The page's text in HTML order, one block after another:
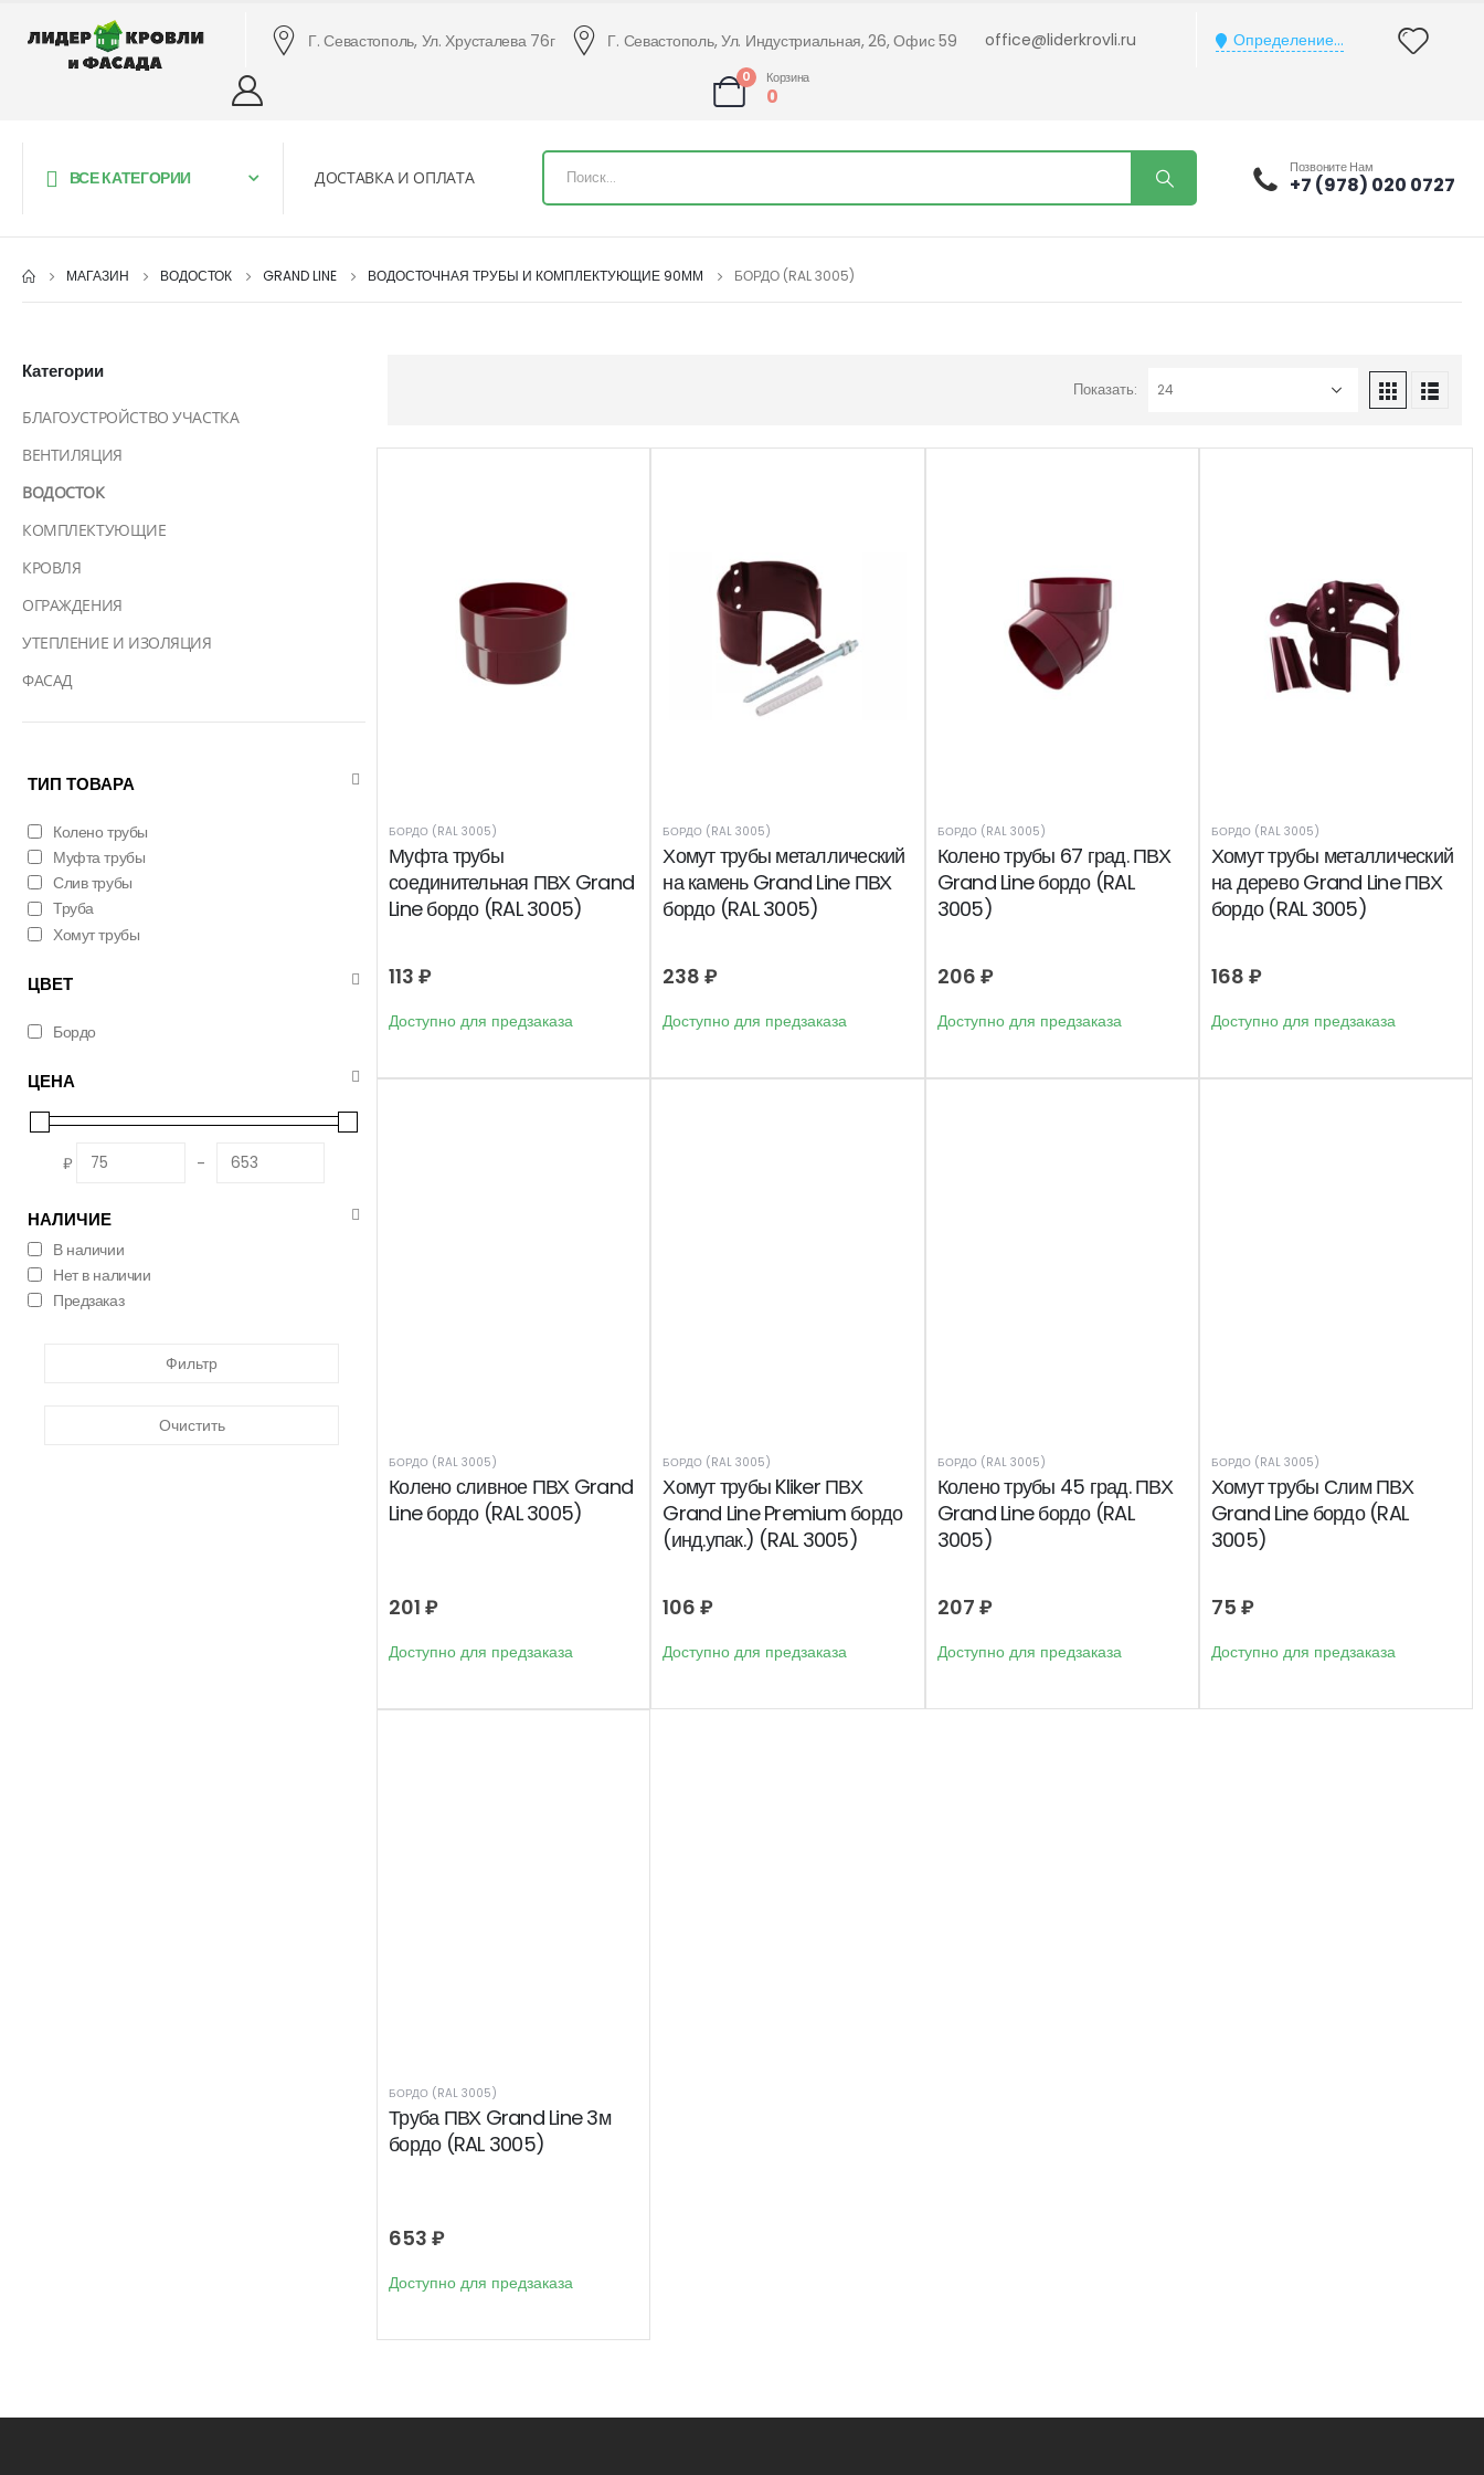
Г. Севастополь, Ул. Хрусталева 76г Г. Севастополь, Ул. Индустриальная, 26, Офис 59 office@liderkrovli.ru Определение...
0 Корзина
0
ВСЕ КАТЕГОРИИ ДОСТАВКА И ОПЛАТА
Позвоните Нам
+7 (978) 020 0727
МАГАЗИН ВОДОСТОК GRAND LINE ВОДОСТОЧНАЯ ТРУБЫ И КОМПЛЕКТУЮЩИЕ 90ММ БОРДО (RAL 3005)
Показать:
БОРДО (RAL 3005)
Муфта трубы
соединительная ПВХ Grand
Line бордо (RAL 3005)
113 ₽
Доступно для предзаказа
БОРДО (RAL 3005)
Хомут трубы металлический
на камень Grand Line ПВХ
бордо (RAL 3005)
238₽
Доступно для предзаказа
БОРДО (RAL 3005)
Колено трубы 67 град. ПВХ
Grand Line бордо (RAL
3005)
206 ₽
Доступно для предзаказа
БОРДО (RAL 3005)
Хомут трубы металлический
на дерево Grand Line ПВХ
бордо (RAL 3005)
168 ₽
Доступно для предзаказа
БОРДО (RAL 3005)
Колено сливное ПВХ Grand
Line бордо (RAL 3005)
201 ₽
Доступно для предзаказа
БОРДО (RAL 3005)
Хомут трубы Kliker ПВХ
Grand Line Premium бордо
(инд.упак.) (RAL 3005)
106₽
Доступно для предзаказа
БОРДО (RAL 3005)
Колено трубы 45 град. ПВХ
Grand Line бордо (RAL
3005)
207 ₽
Доступно для предзаказа
БОРДО (RAL 3005)
Хомут трубы Слим ПВХ
Grand Line бордо (RAL
3005)
75 ₽
Доступно для предзаказа
БОРДО (RAL 3005)
Труба ПВХ Grand Line 3м
бордо (RAL 3005)
653 ₽
Доступно для предзаказа
Категории
БЛАГОУСТРОЙСТВО УЧАСТКА
ВЕНТИЛЯЦИЯ
ВОДОСТОК
КОМПЛЕКТУЮЩИЕ
КРОВЛЯ
ОГРАЖДЕНИЯ
УТЕПЛЕНИЕ И ИЗОЛЯЦИЯ
ФАСАД
ТИП ТОВАРА
Колено трубы
Муфта трубы
Слив трубы
Труба
Хомут трубы
ЦВЕТ
Бордо
ЦЕНА
₽ -
НАЛИЧИЕ
В наличии
Нет в наличии
Предзаказ
Фильтр
Очистить